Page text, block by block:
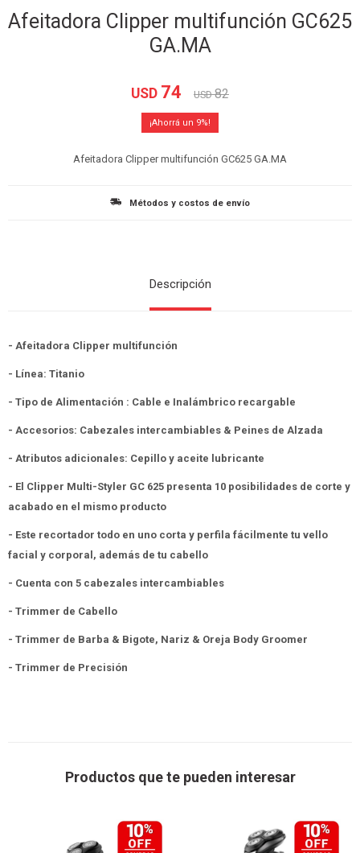
Afeitadora Clipper multifunción GC625
GA.MA
USD 74 USD 82
9
Afeitadora Clipper multifunción GC625 GA.MA
Métodos y costos de envío
Descripción
- Afeitadora Clipper multifunción
- Línea: Titanio
- Tipo de Alimentación : Cable e Inalámbrico recargable
- Accesorios: Cabezales intercambiables & Peines de Alzada
- Atributos adicionales: Cepillo y aceite lubricante
- El Clipper Multi-Styler GC 625 presenta 10 posibilidades de corte y
acabado en el mismo producto
- Este recortador todo en uno corta y perfila fácilmente tu vello
facial y corporal, además de tu cabello
- Cuenta con 5 cabezales intercambiables
- Trimmer de Cabello
- Trimmer de Barba & Bigote, Nariz & Oreja Body Groomer
- Trimmer de Precisión
Productos que te pueden interesar